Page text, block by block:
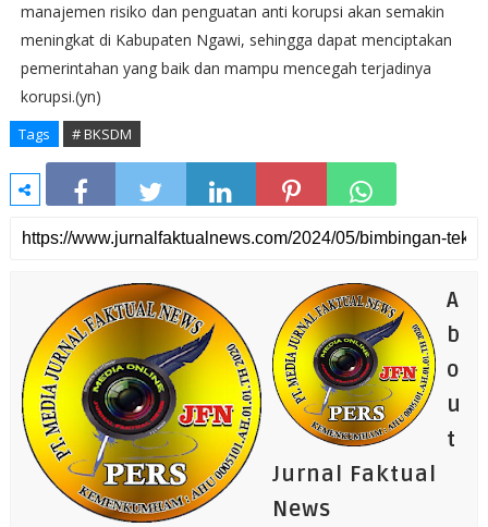
manajemen risiko dan penguatan anti korupsi akan semakin
meningkat di Kabupaten Ngawi, sehingga dapat menciptakan
pemerintahan yang baik dan mampu mencegah terjadinya
korupsi.(yn)
Tags # BKSDM
A
b
o
u
t
Jurnal Faktual
News